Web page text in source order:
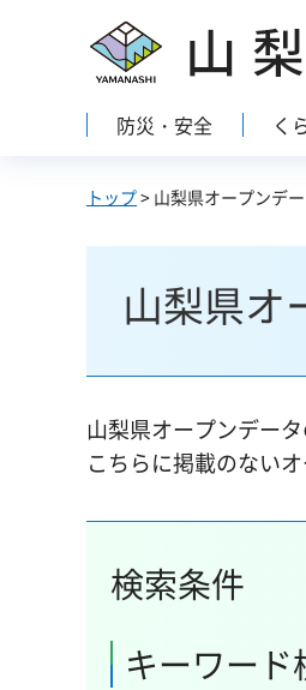
山梨県
防災・安全 く
トップ> 山梨県オープンデ
山梨県オ
山梨県オープンデー
こちらに掲載のない
検索条件
キーワード